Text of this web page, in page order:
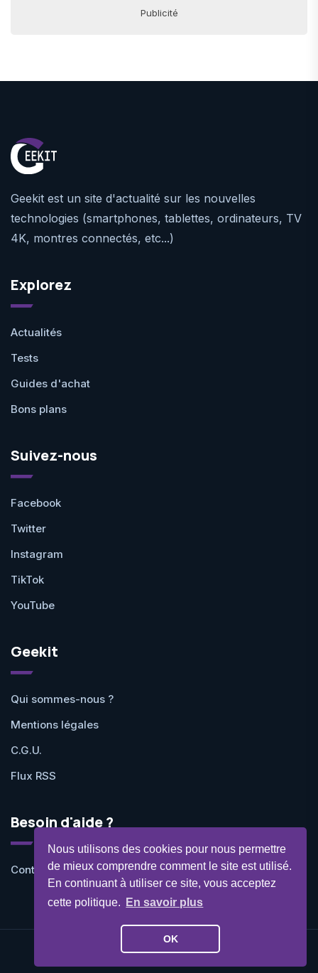
Nous utilisons des cookies pour nous permettre
de mieux comprendre comment le site est utilisé.
En continuant à utiliser ce site, vous acceptez
cette politique.
En savoir plus
OK
Publicité
Geekit est un site d'actualité sur les nouvelles
technologies (smartphones, tablettes, ordinateurs, TV
4K, montres connectés, etc...)
Explorez
Actualités
Tests
Guides d'achat
Bons plans
Suivez-nous
Facebook
Twitter
Instagram
TikTok
YouTube
Geekit
Qui sommes-nous ?
Mentions légales
C.G.U.
Flux RSS
Besoin d'aide ?
Contactez-nous
©Geekit 2026 - Tous droits réservés